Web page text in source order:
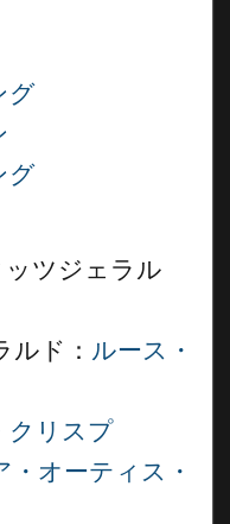
グ
グ
ッツジェラル
ド： ルース・
クリスプ
・オーティス・